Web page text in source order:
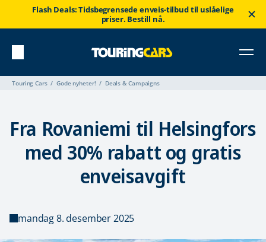
Flash Deals: Tidsbegrensede enveis-tilbud til uslåelige
priser. Bestill nå.
Touring Cars Gode nyheter! Deals & Campaigns
Fra Rovaniemi til Helsingfors
med 30% rabatt og gratis
enveisavgift
mandag 8. desember 2025